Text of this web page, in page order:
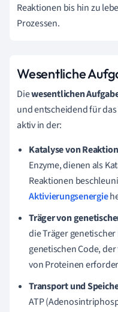
Reaktionen bis hin zu
Prozessen.
Wesentliche
Diewesentlichen
und entscheidend für
aktiv in der:
Katalyse von
Enzyme, dienen als
Reaktionen
Aktivierungsenergie
Träger von
die Träger
genetischen Code,
von Proteinen
Transport und
ATP